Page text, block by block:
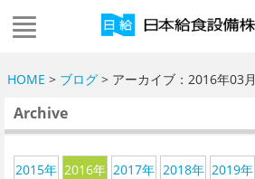
HOME > ブログ> アーカイブ：2016年03月
Archive
2015年 2016年 2017年 2018年 2019年